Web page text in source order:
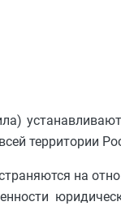
территории
на